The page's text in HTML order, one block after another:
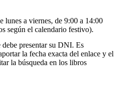
lunes a viernes, de 9:00 a 14:00
según el calendario festivo).
presentar su DNI. Es
la fecha exacta del enlace y el
la búsqueda en los libros